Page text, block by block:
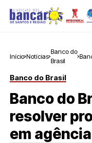
Início Notícias
Banco do
Brasil
Banco do Brasil
Banco do
resolver
em